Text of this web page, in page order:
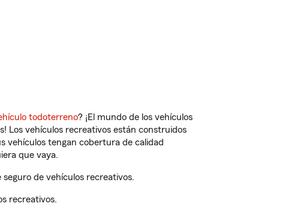
todoterreno? ¡El mundo de los vehículos
Los vehículos recreativos están construidos
vehículos tengan cobertura de calidad
que vaya.
de vehículos recreativos.
recreativos.